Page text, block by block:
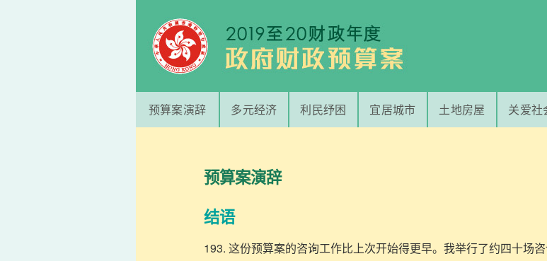
预算案演辞 多元经济 利民纾困 宜居城市 土地房屋 关爱社
预算案演辞
结语
193. 这份预算案的咨询工作比上次开始得更早。我举行了约四十场